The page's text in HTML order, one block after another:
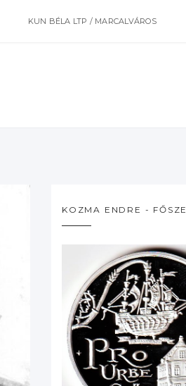
KUN BÉLA LTP / MARCALVÁROS
KOZMA ENDRE -